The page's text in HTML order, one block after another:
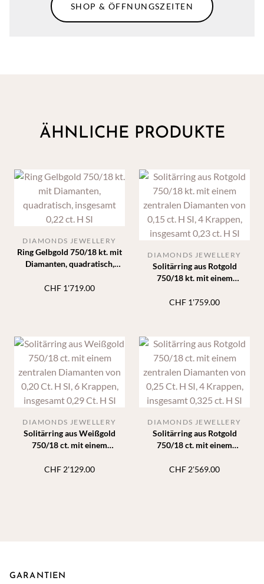
SHOP & ÖFFNUNGSZEITEN
ÄHNLICHE PRODUKTE
Ring Gelbgold 750/18 kt. mit
Diamanten, quadratisch,
DIAMONDS JEWELLERY
CHF 1'719.00
Solitärring aus Rotgold
750/18 kt. mit einem
ct. H SI, 4 Krappen, insgesamt
DIAMONDS JEWELLERY
CHF 1'759.00
Solitärring aus Weißgold
750/18 ct. mit einem
Ct. H SI, 6 Krappen, insgesamt
DIAMONDS JEWELLERY
CHF 2'129.00
Solitärring aus Rotgold
750/18 ct. mit einem
Ct. H SI, 4 Krappen, insgesamt
DIAMONDS JEWELLERY
CHF 2'569.00
GARANTIEN